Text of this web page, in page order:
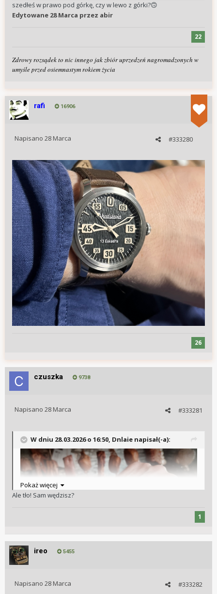
szedłeś w prawo pod górkę, czy w lewo z górki?🙃
Edytowane 28 Marca przez abir
22
Zdrowy rozsądek to nic innego jak zbiór uprzedzeń nagromadzonych w
umyśle przed osiemnastym rokiem życia
rafi 16906
#333280
Napisano 28 Marca
26
czuszka 9738
#333281
Napisano 28 Marca
W dniu 28.03.2026 o 16:50, Dnlaie napisał(-a):
Pokaż więcej
Ale tło! Sam wędzisz?
1
ireo 5455
#333282
Napisano 28 Marca